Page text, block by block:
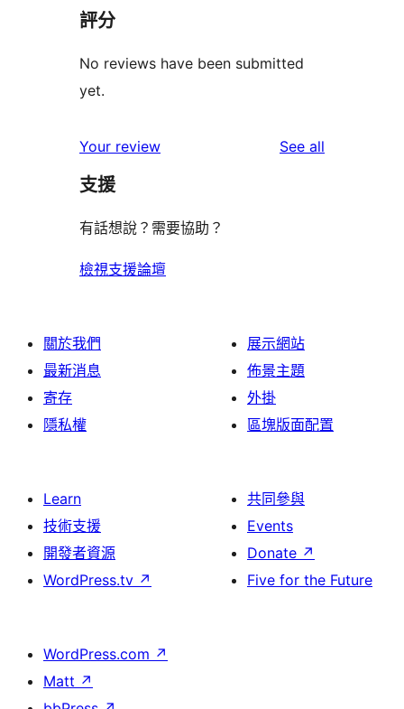
評分
No reviews have been submitted
yet.
Your review See all
支援
有話想說？需要協助？
檢視支援論壇
關於我們
最新消息
寄存
隱私權
展示網站
佈景主題
外掛
區塊版面配置
Learn
技術支援
開發者資源
WordPress.tv ↗
共同參與
Events
Donate ↗
Five for the Future
WordPress.com ↗
Matt ↗